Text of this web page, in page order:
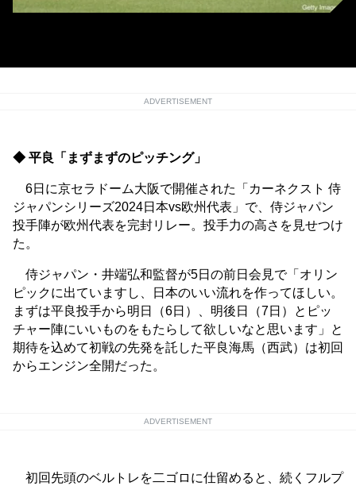
ADVERTISEMENT
◆ 平良「まずまずのピッチング」
6日に京セラドーム大阪で開催された「カーネクスト 侍
ジャパンシリーズ2024日本vs欧州代表」で、侍ジャパン
投手陣が欧州代表を完封リレー。投手力の高さを見せつけ
た。
侍ジャパン・井端弘和監督が5日の前日会見で「オリン
ピックに出ていますし、日本のいい流れを作ってほしい。
まずは平良投手から明日（6日）、明後日（7日）とピッ
チャー陣にいいものをもたらして欲しいなと思います」と
期待を込めて初戦の先発を託した平良海馬（西武）は初回
からエンジン全開だった。
ADVERTISEMENT
初回先頭のベルトレを二ゴロに仕留めると、続くフルプ